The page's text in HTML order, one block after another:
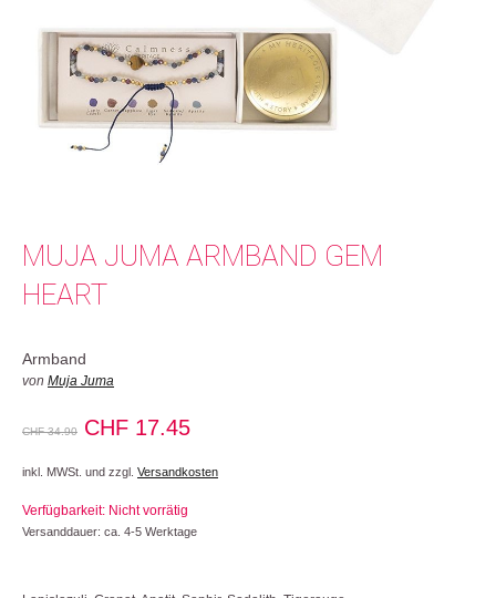
MUJA JUMA ARMBAND GEM
HEART
Armband
von Muja Juma
CHF34.90
Ursprünglicher
CHF 34.90
CHF 17.45Aktueller
CHF 17.45.
inkl. MWSt. und zzgl. Versandkosten
Verfügbarkeit: Nicht vorrätig
Versanddauer: ca. 4-5 Werktage